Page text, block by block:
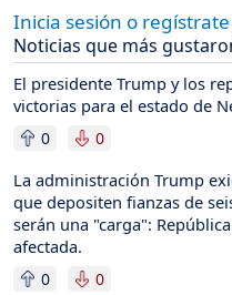
Inicia sesión o
Noticias que más
El presidente Trump y los
victorias para el estado de
0 0
La administración Trump
que depositen fianzas de
serán una "carga":
afectada.
0 0